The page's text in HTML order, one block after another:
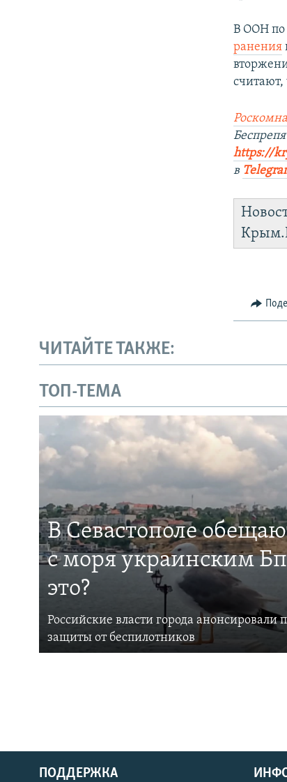
В ООН по
ранения
https://
в
ЧИТАЙТЕ ТАКЖЕ:
ТОП-ТЕМА
В Севастополе
с моря украинским
это?
Российские власти города анонсировали
защиты от беспилотников
ПОДДЕРЖКА